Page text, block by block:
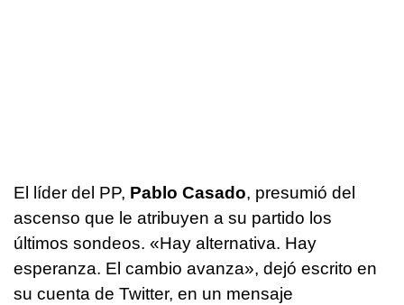
El líder del PP, Pablo Casado, presumió del
ascenso que le atribuyen a su partido los
últimos sondeos. «Hay alternativa. Hay
esperanza. El cambio avanza», dejó escrito en
su cuenta de Twitter, en un mensaje